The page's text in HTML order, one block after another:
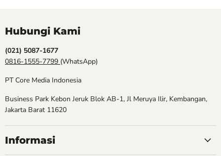
Hubungi Kami
(021) 5087-1677
0816-1555-7799 (WhatsApp)
PT Core Media Indonesia
Business Park Kebon Jeruk Blok AB-1, Jl Meruya Ilir, Kembangan,
Jakarta Barat 11620
Informasi